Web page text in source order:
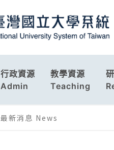
行政資源
Admin
教學資源
Teaching
最新消息 News